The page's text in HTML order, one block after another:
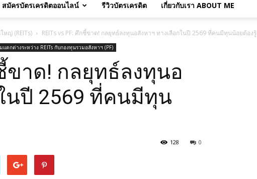
สมัครบัตรเครดิตออนไลน์ รีวิวบัตรเครดิต เกี่ยวกับเรา ABOUT ME
หญ่ (REITs) REITs vs PF: ศึกชี้ขาด! กลยุทธ์ลงทุนอสังหาฯ ทางเลือกในปี 2569 ที่คนมีทุนน้อยต้องรู้
แตกต่างระหว่าง REITs กับกองทุนรวมอสังหาฯ (PF)
ขาด! กลยุทธ์ลงทุนอ
นปี 2569 ที่คนมีทุน
0
128